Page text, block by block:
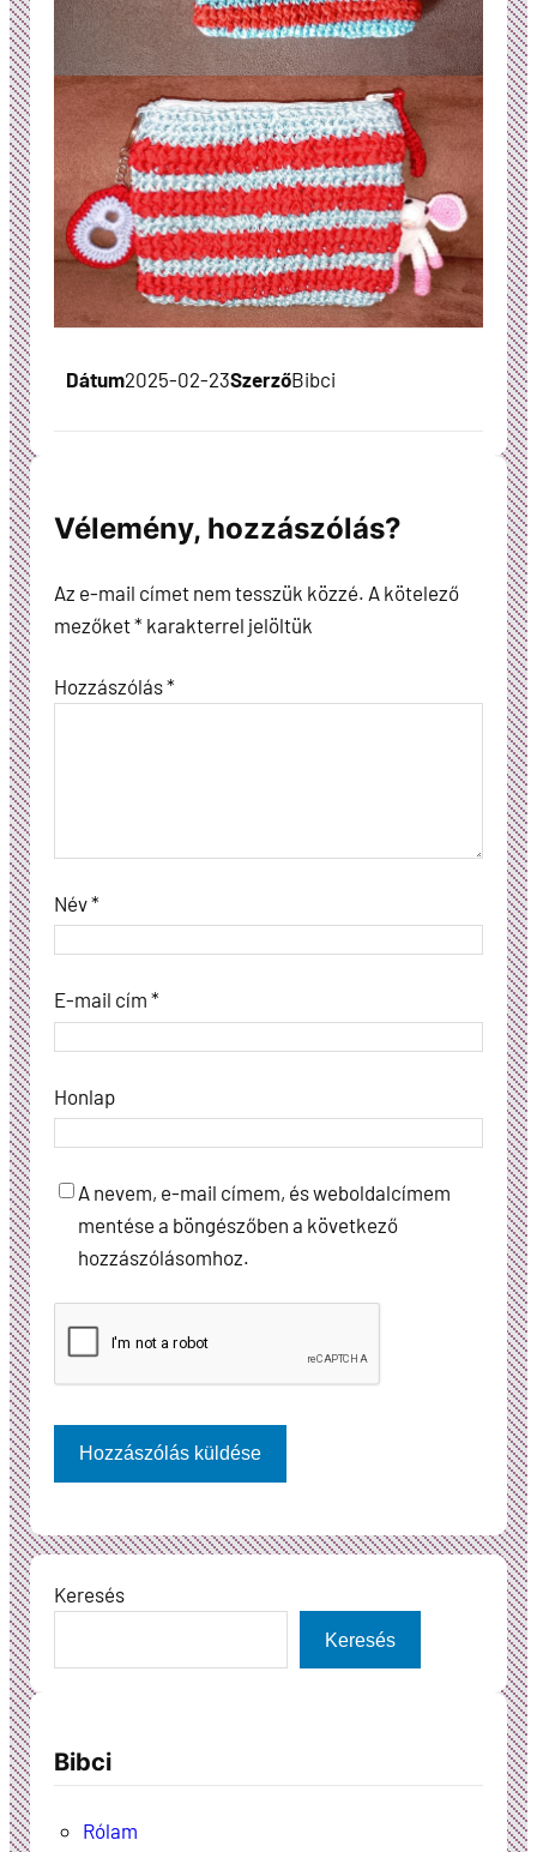
Dátum2025-02-23SzerzőBibci
Vélemény, hozzászólás?
Az e-mail címet nem tesszük közzé. A kötelező
mezőket* karakterrel jelöltük
Hozzászólás*
Név*
E-mail cím *
Honlap
A nevem, e-mail címem, és weboldalcímem
mentése a böngészőben a következő
hozzászólásomhoz.
Keresés
Keresés
Bibci
Rólam